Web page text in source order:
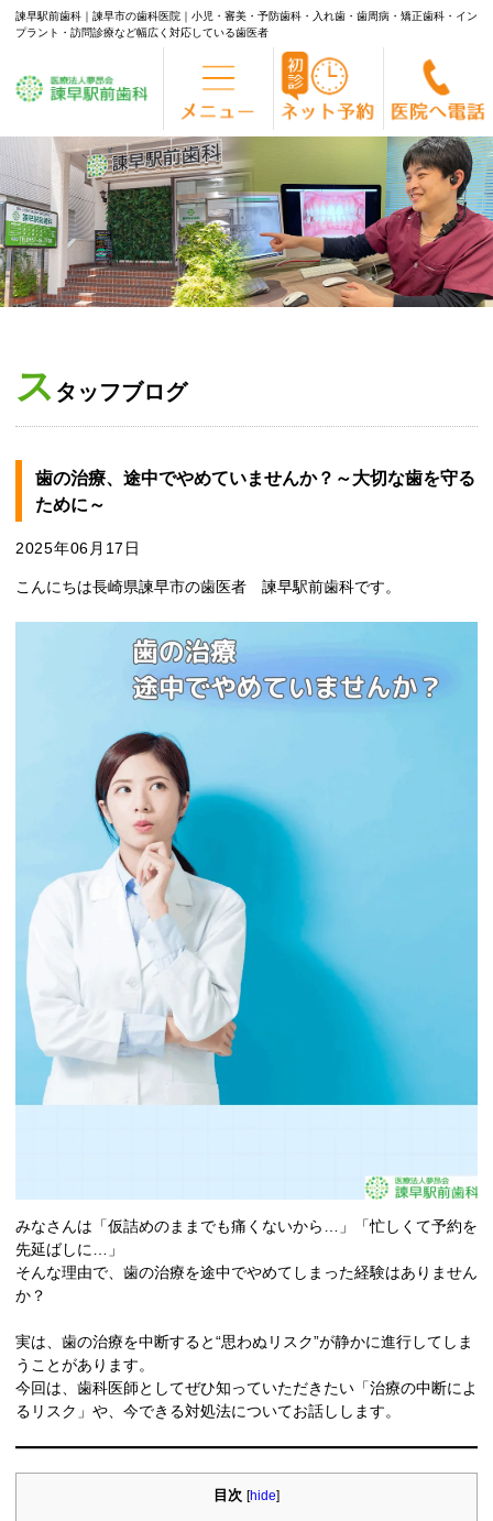
to
content
諫早駅前歯科｜諫早市の歯科医院｜小児・審美・予防歯科・入れ歯・歯周病・矯正歯科・イン
プラント・訪問診療など幅広く対応している歯医者
ス タッフブログ
歯の治療、途中でやめていませんか？～大切な歯を守る
ために～
2025年06月17日
こんにちは長崎県諫早市の歯医者 諫早駅前歯科です。
みなさんは「仮詰めのままでも痛くないから…」「忙しくて予約を
先延ばしに…」
そんな理由で、歯の治療を途中でやめてしまった経験はありません
か？
実は、歯の治療を中断すると“思わぬリスク”が静かに進行してしま
うことがあります。
今回は、歯科医師としてぜひ知っていただきたい「治療の中断によ
るリスク」や、今できる対処法についてお話しします。
目次 [hide]